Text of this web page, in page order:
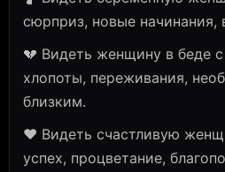
сюрприз, новые
💔 Видеть женщину в беде
хлопоты, переживания,
близким.
❤️ Видеть счастливую
успех, процветание,